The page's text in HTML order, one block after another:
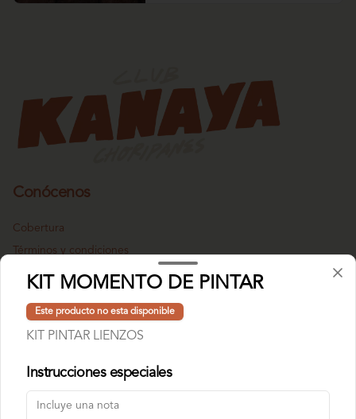
Conócenos
Cobertura
Términos y condiciones
Política de privacidad
Redes sociales
Instagram
KIT MOMENTO DE PINTAR
Este producto no esta disponible
KIT PINTAR LIENZOS
Instrucciones especiales